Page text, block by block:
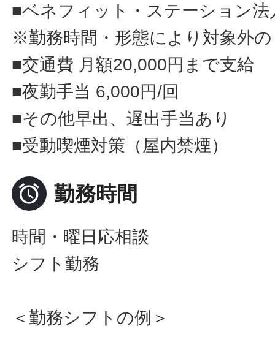
■ベネフィット・ステーション法
※勤務時間・形態により対象外
■交通費 月額20,000円まで支給
■夜勤手当 6,000円/回
■その他早出、遅出手当あり
■受動喫煙対策（屋内禁煙）
 勤務時間
時間・曜日応相談
シフト勤務
＜勤務シフトの例＞